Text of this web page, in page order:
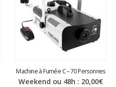
Machine à Fumée C – 70 Personnes
Weekend ou 48h : 20,00€